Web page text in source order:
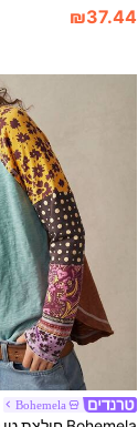
₪37.44
Bohemela